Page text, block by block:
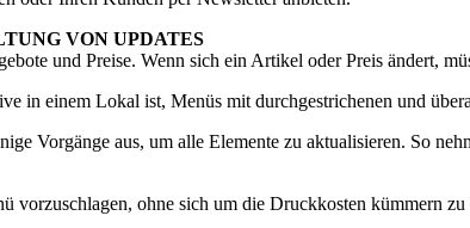
VON UPDATES
und Preise. Wenn sich ein Artikel oder Preis ändert,
in einem Lokal ist, Menüs mit durchgestrichenen und
Vorgänge aus, um alle Elemente zu aktualisieren. So
vorzuschlagen, ohne sich um die Druckkosten kümmern zu